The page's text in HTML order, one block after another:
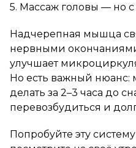
5. Массаж головы — но
Надчерепная мышца
нервными
улучшает
Но есть важный нюанс:
делать за 2–3 часа до
перевозбудиться и
Попробуйте эту